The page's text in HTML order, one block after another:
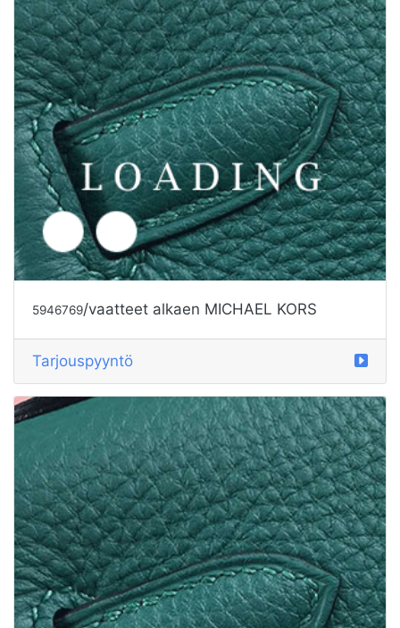
5946769/vaatteet alkaen MICHAEL KORS
Tarjouspyyntö